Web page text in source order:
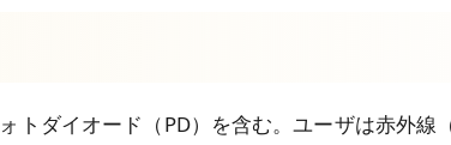
トダイオード（PD）を含む。ユーザは赤外線